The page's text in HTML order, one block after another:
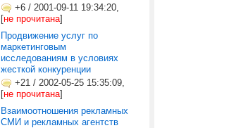
+6 / 2001-09-11 19:34:20,
[не прочитана]
Продвижение услуг по
маркетинговым
исследованиям в условиях
жесткой конкуренции
+21 / 2002-05-25 15:35:09,
[не прочитана]
Взаимоотношения рекламных
СМИ и рекламных агентств